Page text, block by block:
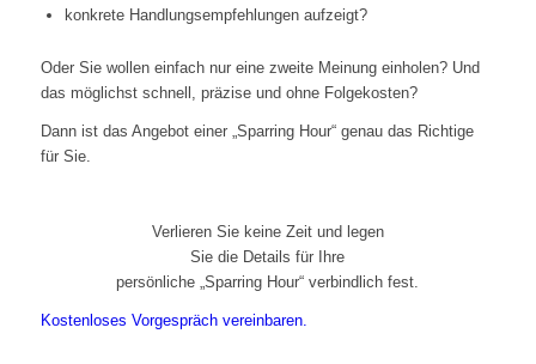
konkrete Handlungsempfehlungen aufzeigt?
Oder Sie wollen einfach nur eine zweite Meinung einholen? Und
das möglichst schnell, präzise und ohne Folgekosten?
Dann ist das Angebot einer „Sparring Hour“ genau das Richtige
für Sie.
Verlieren Sie keine Zeit und legen
Sie die Details für Ihre
persönliche „Sparring Hour“ verbindlich fest.
Kostenloses Vorgespräch vereinbaren.